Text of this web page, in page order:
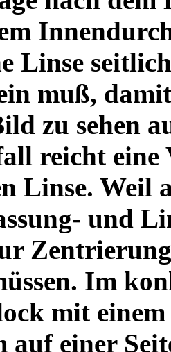
Linse
muß,
zu sehen
reicht eine
Linse. Weil
und
Im
mit einem
auf einer